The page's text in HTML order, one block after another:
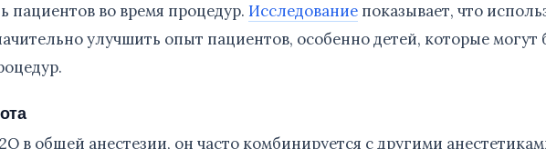
пациентов во время процедур. Исследование показывает, что
улучшить опыт пациентов, особенно детей, которые могут
в общей анестезии, он часто комбинируется с другими